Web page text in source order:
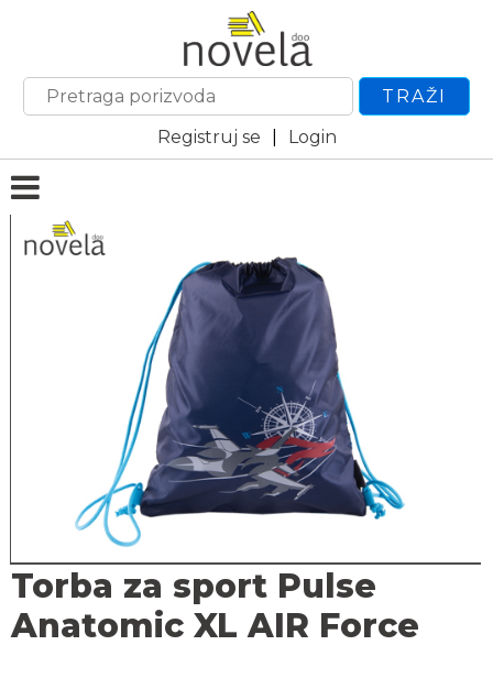
TRAŽI
Registruj se
Login
Torba za sport Pulse
Anatomic XL AIR Force